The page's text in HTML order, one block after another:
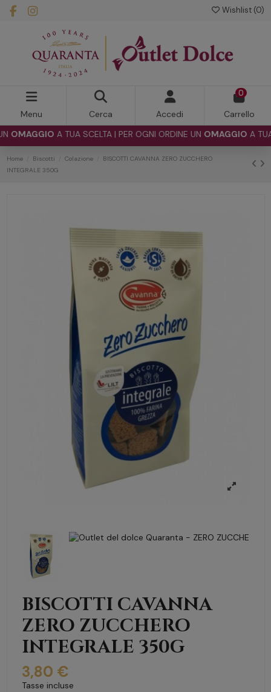
Wishlist (0)
Menu Cerca Accedi
0
Carrello
A TUA SCELTA | PER OGNI ORDINE UNOMAGGIOA TUA
Home Biscotti Colazione
BISCOTTI CAVANNA ZERO ZUCCHERO
INTEGRALE 350G
BISCOTTI CAVANNA
ZERO ZUCCHERO
INTEGRALE 350G
3,80 €
Tasse incluse